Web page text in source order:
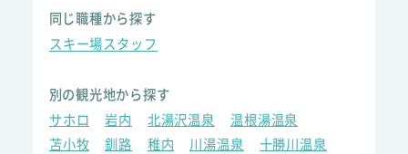
同じ職種から探す
スキー場スタッフ
別の観光地から探す
サホロ
岩内 北湯沢温泉
温根湯温泉
苫小牧
釧路 稚内 川湯温泉
十勝川温泉